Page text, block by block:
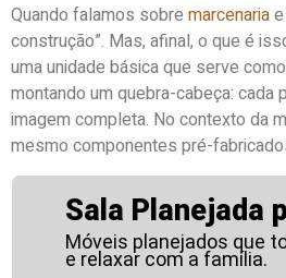
Quando falamos sobre marcenaria
construção”. Mas, afinal, o que é
uma unidade básica que serve
montando um quebra-cabeça: cada
imagem completa. No contexto da
mesmo componentes pré-
Sala Planejada
Móveis planejados que
e relaxar com a família.